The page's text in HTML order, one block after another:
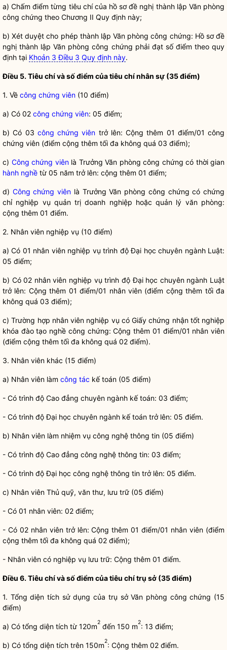
a) Chấm điểm từng tiêu chí của hồ sơ đề nghị thành lập Văn phòng
công chứng theo Chương II Quy định này;
b) Xét duyệt cho phép thành lập Văn phòngcông chứng: Hồ sơ đề
nghị thành lập Văn phòngcông chứng phải đạt số điểm theo quy
định tại Khoản 3 Điều 3 Quy định này.
Điều 5. Tiêu chí và số điểm của tiêu chí nhân sự (35 điểm)
1. Về công chứng viên (10 điểm)
a) Có 02 công chứng viên: 05 điểm;
b) Có 03 công chứng viên trở lên: Cộng thêm 01 điểm/01 công
chứng viên (điểm cộng thêm tối đa không quá 03 điểm);
c) Công chứng viênlà Trưởng Văn phòng công chứng có thời gian
hành nghề từ 05 năm trở lên: cộng thêm 01 điểm;
d) Công chứng viên là Trưởng Văn phòng công chứng có chứng
chỉ nghiệp vụ quản trị doanh nghiệp hoặc quản lý văn phòng:
cộng thêm 01 điểm.
2. Nhân viên nghiệp vụ (10 điểm)
a) Có 01 nhân viên nghiệp vụ trình độ Đại học chuyên ngành Luật:
05 điểm;
b) Có 02 nhân viên nghiệp vụ trình độ Đại học chuyên ngành Luật
trở lên: Cộng thêm 01 điểm/01 nhân viên (điểm cộng thêm tối đa
không quá 03 điểm);
c) Trường hợp nhân viên nghiệp vụ có Giấy chứng nhận tốt nghiệp
khóa đào tạo nghề công chứng: Cộng thêm 01 điểm/01 nhân viên
(điểm cộng thêm tối đa không quá 02 điểm).
3. Nhân viên khác (15 điểm)
a) Nhân viên làm công tác kế toán (05 điểm)
- Có trình độ Cao đẳng chuyên ngành kế toán: 03 điểm;
- Có trình độ Đại học chuyên ngành kế toán trở lên: 05 điểm.
b) Nhân viên làm nhiệm vụ công nghệ thông tin (05 điểm)
- Có trình độ Cao đẳng công nghệ thông tin: 03 điểm;
- Có trình độ Đại học công nghệ thông tin trở lên: 05 điểm.
c) Nhân viên Thủ quỹ, văn thư, lưu trữ (05 điểm)
- Có 01 nhân viên: 02 điểm;
- Có 02 nhân viên trở lên: Cộng thêm 01 điểm/01 nhân viên (điểm
cộng thêm tối đa không quá 02 điểm);
- Nhân viên có nghiệp vụ lưu trữ: Cộng thêm 01 điểm.
Điều 6. Tiêu chí và số điểm của tiêu chí trụ sở (35 điểm)
1. Tổng diện tích sử dụng của trụ sở Văn phòng công chứng (15
điểm)
a) Có tổng diện tích từ 120m2 đến 150 m2: 13 điểm;
b) Có tổng diện tích trên 150m2: Cộng thêm 02 điểm.